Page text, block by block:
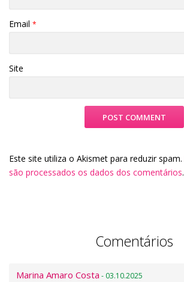
Email *
Site
Este site utiliza o Akismet para reduzir spam.
são processados os dados dos comentários.
Comentários
Marina Amaro Costa - 03.10.2025